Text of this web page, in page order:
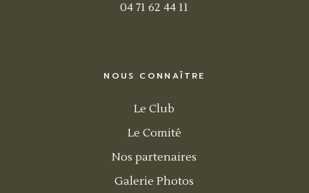
04 71 62 44 11
NOUS CONNAÎTRE
Le Club
Le Comité
Nos partenaires
Galerie Photos